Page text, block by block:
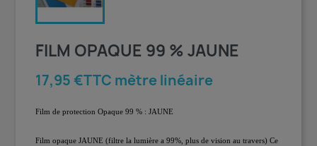
FILM OPAQUE 99 % JAUNE
17,95 €TTC mètre linéaire
Film de protection Opaque 99 % : JAUNE
Film opaque JAUNE (filtre la lumière a 99%, plus de vision au travers) Ce